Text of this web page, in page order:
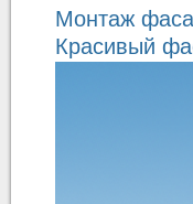
Монтаж
Красивый